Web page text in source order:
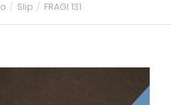
Slip FRAGI 131